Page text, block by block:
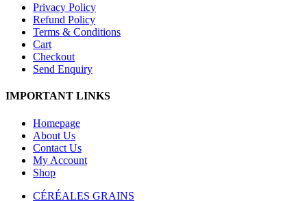
Privacy Policy
Refund Policy
Terms & Conditions
Cart
Checkout
Send Enquiry
IMPORTANT LINKS
Homepage
About Us
Contact Us
My Account
Shop
CÉRÉALES GRAINS